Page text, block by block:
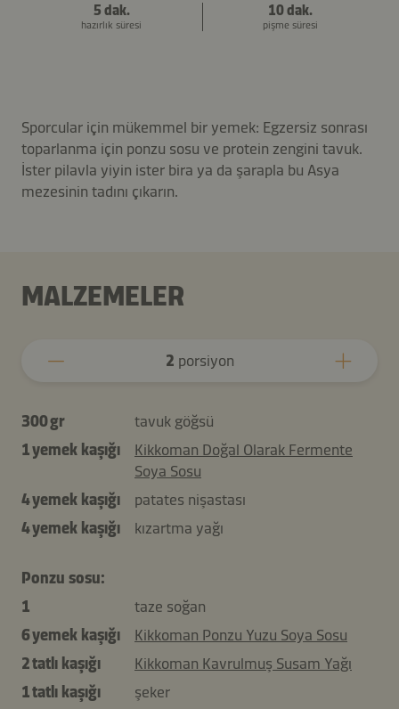
5 dak.
hazırlık süresi
10 dak.
pişme süresi
Sporcular için mükemmel bir yemek: Egzersiz sonrası
toparlanma için ponzu sosu ve protein zengini tavuk.
İster pilavla yiyin ister bira ya da şarapla bu Asya
mezesinin tadını çıkarın.
MALZEMELER
2 porsiyon
300 gr
tavuk göğsü
1 yemek kaşığı
Kikkoman Doğal Olarak Fermente
Soya Sosu
4 yemek kaşığı
patates nişastası
4 yemek kaşığı
kızartma yağı
Ponzu sosu:
1
taze soğan
6 yemek kaşığı
Kikkoman Ponzu Yuzu Soya Sosu
2 tatlı kaşığı
Kikkoman Kavrulmuş Susam Yağı
1 tatlı kaşığı
şeker